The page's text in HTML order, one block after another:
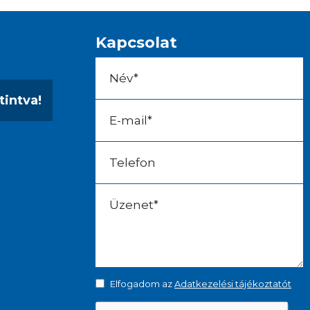
Kapcsolat
Elfogadom azAdatkezelési tájékoztatót